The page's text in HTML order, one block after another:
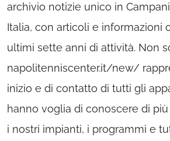
archivio notizie unico in
Italia, con articoli e informazioni
ultimi sette anni di attività. Non
napolitenniscenter.it/new/
inizio e di contatto di tutti gli
hanno voglia di conoscere di
i nostri impianti, i programmi e